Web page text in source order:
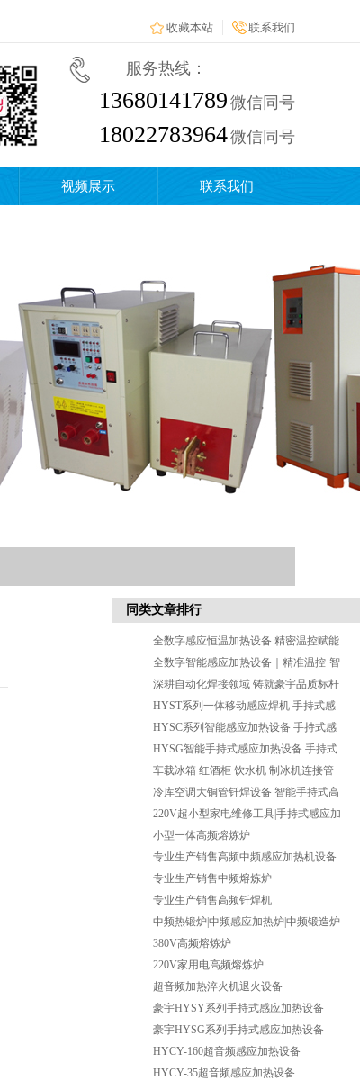
收藏本站 联系我们
服务热线：
13680141789 微信同号
18022783964微信同号
视频展示 联系我们
同类文章排行
全数字感应恒温加热设备 精密温控赋能
高端钎焊生产
全数字智能感应加热设备｜精准温控·智
能适配·高效稳定
深耕自动化焊接领域 铸就豪宇品质标杆
—中山市豪宇机电有限公司
HYST系列一体移动感应焊机 手持式感
应钎焊设备
HYSC系列智能感应加热设备 手持式感
应钎焊 淬火 退火设备
HYSG智能手持式感应加热设备 手持式
感应钎焊机
车载冰箱 红酒柜 饮水机 制冰机连接管
焊机 铜管钢管钎焊设备
冷库空调大铜管钎焊设备 智能手持式高
频焊机
220V超小型家电维修工具|手持式感应加
热机
小型一体高频熔炼炉
专业生产销售高频中频感应加热机设备
专业生产销售中频熔炼炉
专业生产销售高频钎焊机
中频热锻炉|中频感应加热炉|中频锻造炉
380V高频熔炼炉
220V家用电高频熔炼炉
超音频加热淬火机退火设备
豪宇HYSY系列手持式感应加热设备
豪宇HYSG系列手持式感应加热设备
HYCY-160超音频感应加热设备
HYCY-35超音频感应加热设备